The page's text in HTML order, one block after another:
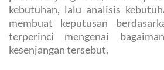
kebutuhan, lalu analisis
membuat keputusan
terperinci mengenai
kesenjangan tersebut.